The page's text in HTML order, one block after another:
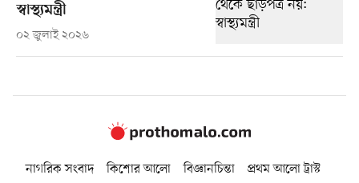
স্বাস্থ্যমন্ত্রী
০২ জুলাই ২০২৬
নাগরিক সংবাদ কিশোর আলো বিজ্ঞানচিন্তা
প্রথম আলো ট্রাস্ট